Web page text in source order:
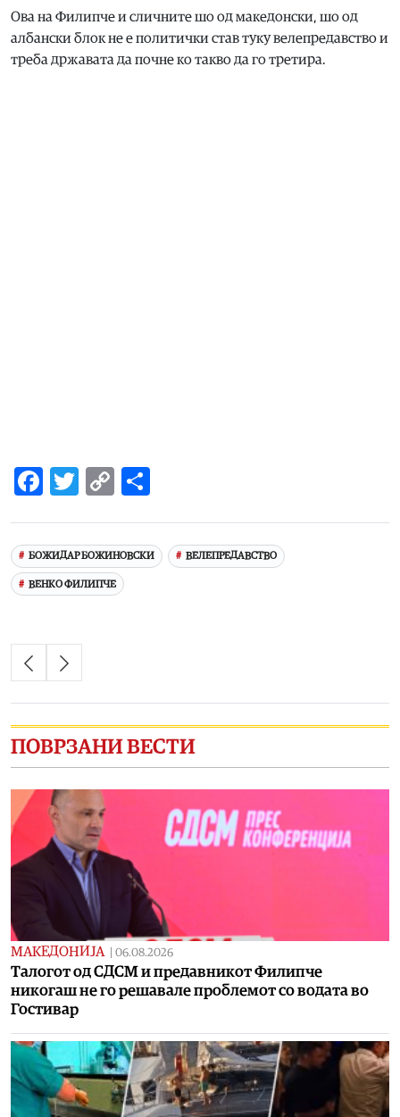
Ова на Филипче и сличните шо од македонски, шо од
албански блок не е политички став туку велепредавство и
треба државата да почне ко такво да го третира.
Facebook
Twitter
Copy
БОЖИДАР БОЖИНОВСКИ ВЕЛЕПРЕДАВСТВО
ВЕНКО ФИЛИПЧЕ
ПОВРЗАНИ ВЕСТИ
МАКЕДОНИЈА 06.08.2026
Талогот од СДСМ и предавникот Филипче
никогаш не го решавале проблемот со водата во
Гостивар